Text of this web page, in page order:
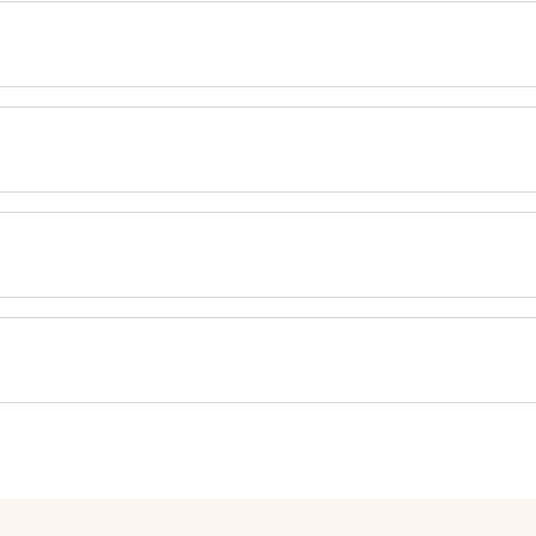
Julia Wieniawa
marki Esotiq to zapach o owocowo-orientalnym
ACETYLOCTAHYDRONAPHTHALENES, VANILLIN,
BENZYL BENZOATE, BENZYL CINNAMATE, ANISE
CI 15985, CI 16185, CI 19140, CI 42090.